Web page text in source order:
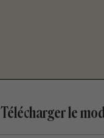
Télécharger le